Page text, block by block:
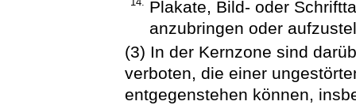
Plakate, Bild- oder
anzubringen oder
(3) In der Kernzone sind
verboten, die einer
entgegenstehen können,